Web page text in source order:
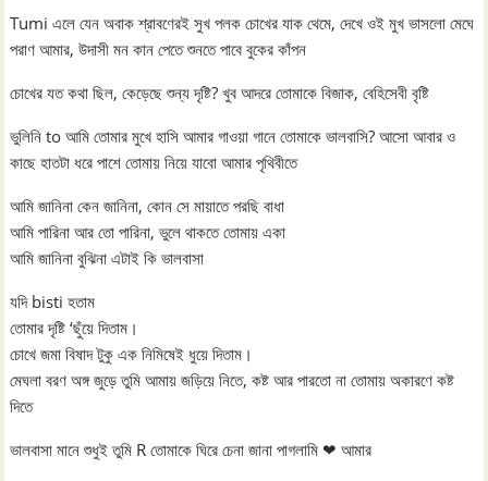
Tumi এলে যেন অবাক শ্রাবণেরই সুখ পলক চোখের যাক থেমে, দেখে ওই মুখ ভাসলো মেঘে
পরাণ আমার, উদাসী মন কান পেতে শুনতে পাবে বুকের কাঁপন
চোখের যত কথা ছিল, কেড়েছে শুন্য দৃষ্টি? খুব আদরে তোমাকে বিজাক, বেহিসেবী বৃষ্টি
ভুলিনি to আমি তোমার মুখে হাসি আমার গাওয়া গানে তোমাকে ভালবাসি? আসো আবার ও
কাছে হাতটা ধরে পাশে তোমায় নিয়ে যাবো আমার পৃথিবীতে
আমি জানিনা কেন জানিনা, কোন সে মায়াতে পরছি বাধা
আমি পারিনা আর তো পারিনা, ভুলে থাকতে তোমায় একা
আমি জানিনা বুঝিনা এটাই কি ভালবাসা
যদি bisti হতাম
তোমার দৃষ্টি ‘ছুঁয়ে দিতাম।
চোখে জমা বিষাদ টুকু এক নিমিষেই ধুয়ে দিতাম।
মেঘলা বরণ অঙ্গ জুড়ে তুমি আমায় জড়িয়ে নিতে, কষ্ট আর পারতো না তোমায় অকারণে কষ্ট
দিতে
ভালবাসা মানে শুধুই তুমি R তোমাকে ঘিরে চেনা জানা পাগলামি ❤ আমার